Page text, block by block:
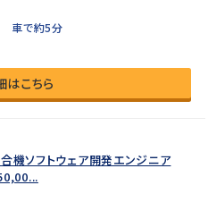
車で約5分
はこちら
機ソフトウェア開発エンジニア